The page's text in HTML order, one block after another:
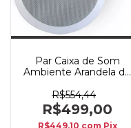
Par Caixa de Som
Ambiente Arandela de
50W Branca
R$554,44
R$499,00
R$449,10 com Pix